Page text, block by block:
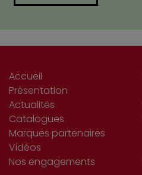
Accueil
Présentation
Actualités
Catalogues
Marques partenaires
Vidéos
Nos engagements